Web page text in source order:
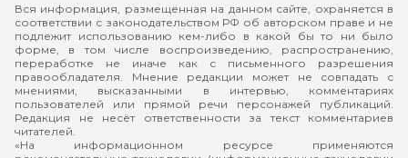
Вся информация, размещенная на данном сайте, охраняется в
соответствии с законодательством РФ об авторском праве и не
подлежит использованию кем-либо в какой бы то ни было
форме, в том числе воспроизведению, распространению,
переработке не иначе как с письменного разрешения
правообладателя. Мнение редакции может не совпадать с
мнениями, высказанными в интервью, комментариях
пользователей или прямой речи персонажей публикаций.
Редакция не несёт ответственности за текст комментариев
читателей.
«На информационном ресурсе применяются